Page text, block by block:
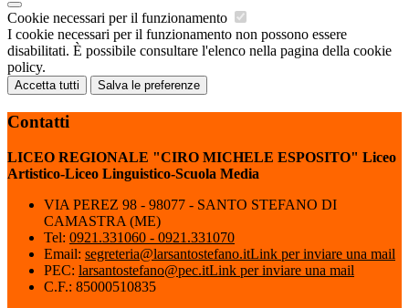
Cookie necessari per il funzionamento
I cookie necessari per il funzionamento non possono essere
disabilitati. È possibile consultare l'elenco nella pagina della cookie
policy.
Accetta tutti Salva le preferenze
Contatti
LICEO REGIONALE "CIRO MICHELE ESPOSITO" Liceo
Artistico-Liceo Linguistico-Scuola Media
VIA PEREZ 98 - 98077 - SANTO STEFANO DI
CAMASTRA (ME)
Tel: 0921.331060 - 0921.331070
Email: segreteria@larsantostefano.itLink per inviare una mail
PEC: larsantostefano@pec.itLink per inviare una mail
C.F.: 85000510835